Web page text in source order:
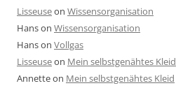
Lisseuseon Wissensorganisation
Hanson Wissensorganisation
Hanson Vollgas
Lisseuseon Mein selbstgenähtes Kleid
Annetteon Mein selbstgenähtes Kleid